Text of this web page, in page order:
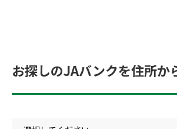
お探しのJAバンクを住所か